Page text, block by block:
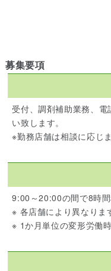
募集要項
受付、調剤補助業務、
い致します。
※勤務店舗は相談に応じま
9:00～20:00の間で8時
※ 各店舗により異なりま
※ 1か月単位の変形労働